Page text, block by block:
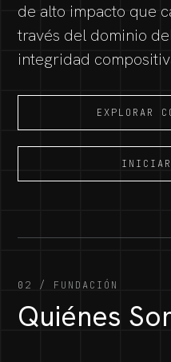
de alto impacto que
través del dominio
integridad
EXPLORAR
INICIAR
02 / FUNDACIÓN
Quiénes